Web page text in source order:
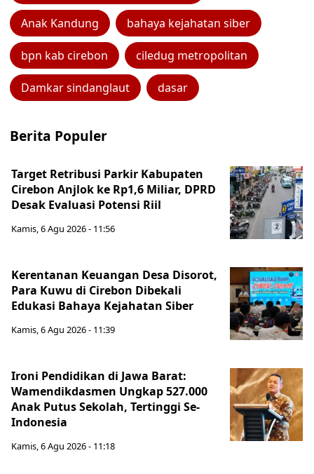
Anak Kandung bahaya kejahatan siber
bpn kab cirebon ciledug metropolitan
Damkar sindanglaut dasar
Berita Populer
Target Retribusi Parkir Kabupaten
Cirebon Anjlok ke Rp1,6 Miliar, DPRD
Desak Evaluasi Potensi Riil
Kamis, 6 Agu 2026 - 11:56
Kerentanan Keuangan Desa Disorot,
Para Kuwu di Cirebon Dibekali
Edukasi Bahaya Kejahatan Siber
Kamis, 6 Agu 2026 - 11:39
Ironi Pendidikan di Jawa Barat:
Wamendikdasmen Ungkap 527.000
Anak Putus Sekolah, Tertinggi Se-
Indonesia
Kamis, 6 Agu 2026 - 11:18